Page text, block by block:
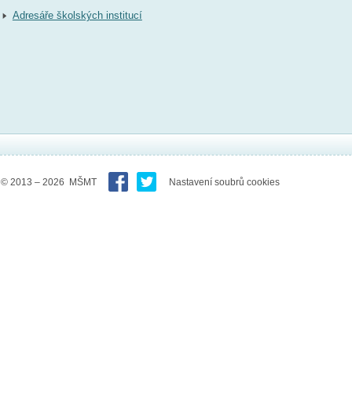
Adresáře školských institucí
© 2013 – 2026 MŠMT Nastavení soubrů cookies